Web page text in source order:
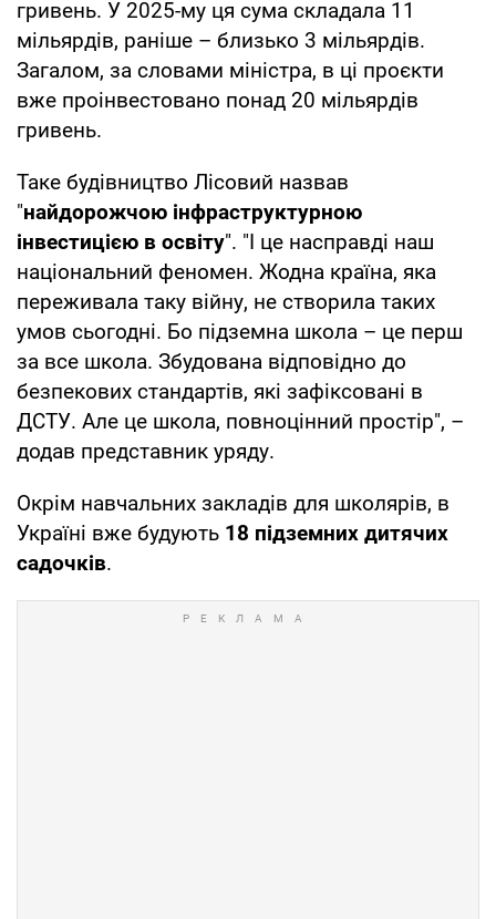
гривень. У 2025-му ця сума складала 11
мільярдів, раніше – близько 3 мільярдів.
Загалом, за словами міністра, в ці проєкти
вже проінвестовано понад 20 мільярдів
гривень.
Таке будівництво Лісовий назвав
"найдорожчою інфраструктурною
інвестицією в освіту". "І це насправді наш
національний феномен. Жодна країна, яка
переживала таку війну, не створила таких
умов сьогодні. Бо підземна школа – це перш
за все школа. Збудована відповідно до
безпекових стандартів, які зафіксовані в
ДСТУ. Але це школа, повноцінний простір", –
додав представник уряду.
Окрім навчальних закладів для школярів, в
Україні вже будують 18 підземних дитячих
садочків.